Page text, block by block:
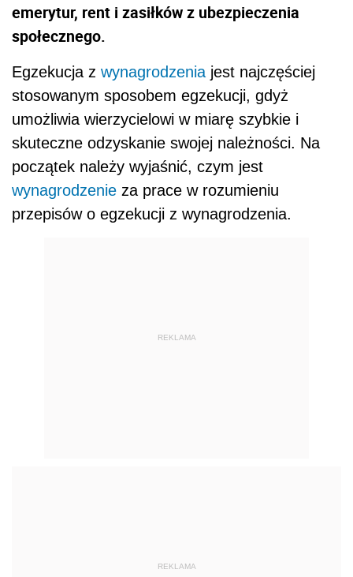
emerytur, rent i zasiłków z ubezpieczenia
społecznego.
Egzekucja z wynagrodzenia jest najczęściej
stosowanym sposobem egzekucji, gdyż
umożliwia wierzycielowi w miarę szybkie i
skuteczne odzyskanie swojej należności. Na
początek należy wyjaśnić, czym jest
wynagrodzenie za prace w rozumieniu
przepisów o egzekucji z wynagrodzenia.
REKLAMA
REKLAMA